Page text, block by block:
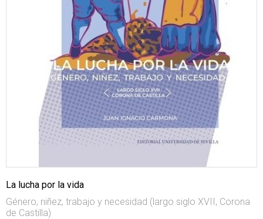
La lucha por la vida
Género, niñez, trabajo y necesidad (largo siglo XVII, Corona
de Castilla)